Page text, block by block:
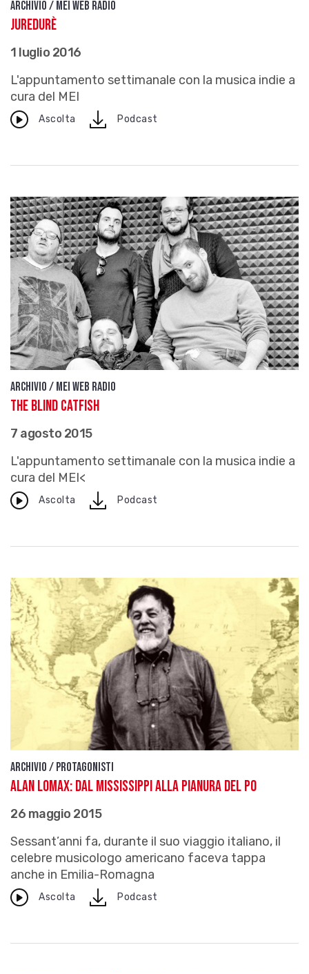
Archivio / Mei Web Radio
JureDuRè
1 luglio 2016
L'appuntamento settimanale con la musica indie a
cura del MEI
Ascolta downloadPodcast
Archivio / Mei Web Radio
The Blind Catfish
7 agosto 2015
L'appuntamento settimanale con la musica indie a
cura del MEI<
Ascolta downloadPodcast
Archivio / Protagonisti
Alan Lomax: dal Mississippi alla pianura del Po
26 maggio 2015
Sessant’anni fa, durante il suo viaggio italiano, il
celebre musicologo americano faceva tappa
anche in Emilia-Romagna
Ascolta downloadPodcast